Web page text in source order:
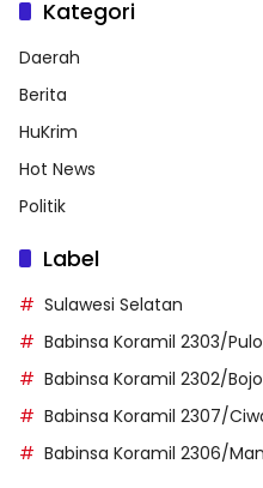
Kategori
Daerah
Berita
HuKrim
Hot News
Politik
Label
Sulawesi Selatan
Babinsa Koramil 2303/
Babinsa Koramil 2302/
Babinsa Koramil 2307/
Babinsa Koramil 2306/